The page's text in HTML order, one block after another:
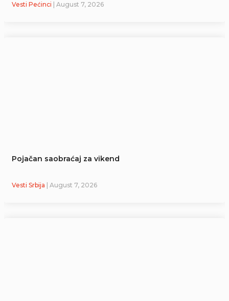
Vesti Pećinci | August 7, 2026
Pojačan saobraćaj za vikend
Vesti Srbija | August 7, 2026